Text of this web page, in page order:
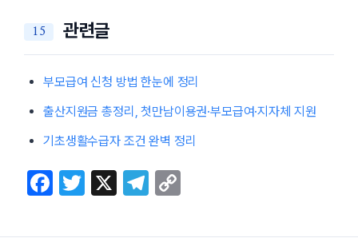
관련글
부모급여 신청 방법 한눈에 정리
출산지원금 총정리, 첫만남이용권·부모급여·지자체 지원
기초생활수급자 조건 완벽 정리
F
c
T
itt
X
T
e
p